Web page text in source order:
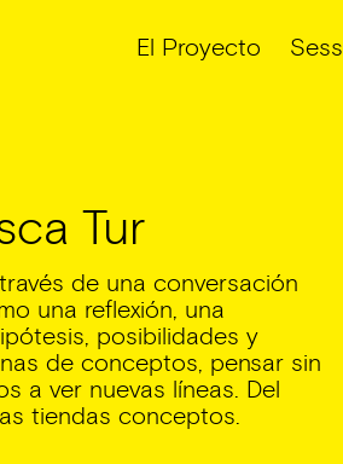
El Proyecto
Tur
de una conversación
una reflexión, una
posibilidades y
de conceptos, pensar sin
a ver nuevas líneas. Del
tiendas conceptos.